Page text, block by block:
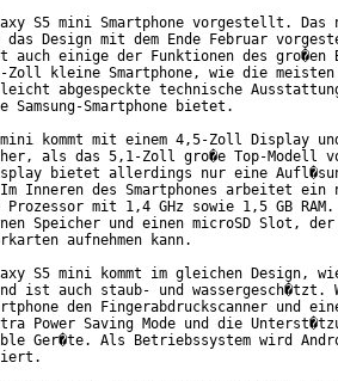
S5 mini Smartphone vorgestellt. Das
Design mit dem Ende Februar
auch einige der Funktionen des gro�en
Zoll kleine Smartphone, wie die meisten
abgespeckte technische
Samsung-Smartphone bietet.
mini kommt mit einem 4,5-Zoll Display
als das 5,1-Zoll gro�e Top-Modell
Display bietet allerdings nur eine
Inneren des Smartphones arbeitet ein
Prozessor mit 1,4 GHz sowie 1,5 GB
Speicher und einen microSD Slot,
aufnehmen kann.
S5 mini kommt im gleichen Design,
ist auch staub- und wassergesch�tzt.
den Fingerabdruckscanner und
Power Saving Mode und die
Ger�te. Als Betriebssystem wird